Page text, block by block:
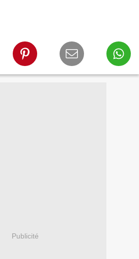
Publicité